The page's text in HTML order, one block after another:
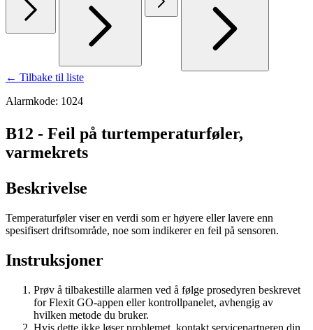
← Tilbake til liste
Alarmkode: 1024
B12 - Feil på turtemperaturføler,
varmekrets
Beskrivelse
Temperaturføler viser en verdi som er høyere eller lavere enn
spesifisert driftsområde, noe som indikerer en feil på sensoren.
Instruksjoner
Prøv å tilbakestille alarmen ved å følge prosedyren beskrevet
for Flexit GO-appen eller kontrollpanelet, avhengig av
hvilken metode du bruker.